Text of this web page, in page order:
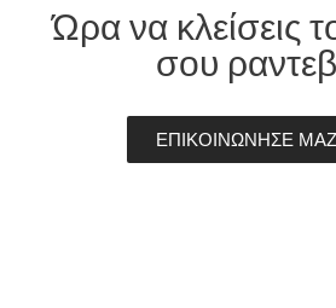
Ώρα να κλείσεις
σου
ΕΠΙΚΟΙΝΩΝΗΣΕ